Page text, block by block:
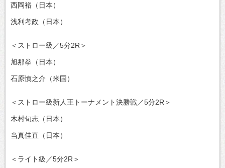
西岡裕（日本）
浅利考政（日本）
＜ストロー級／5分2R＞
旭那拳（日本）
石原慎之介（米国）
＜ストロー級新人王トーナメント決勝戦／5分2R＞
木村旬志（日本）
当真佳直（日本）
＜ライト級／5分2R＞